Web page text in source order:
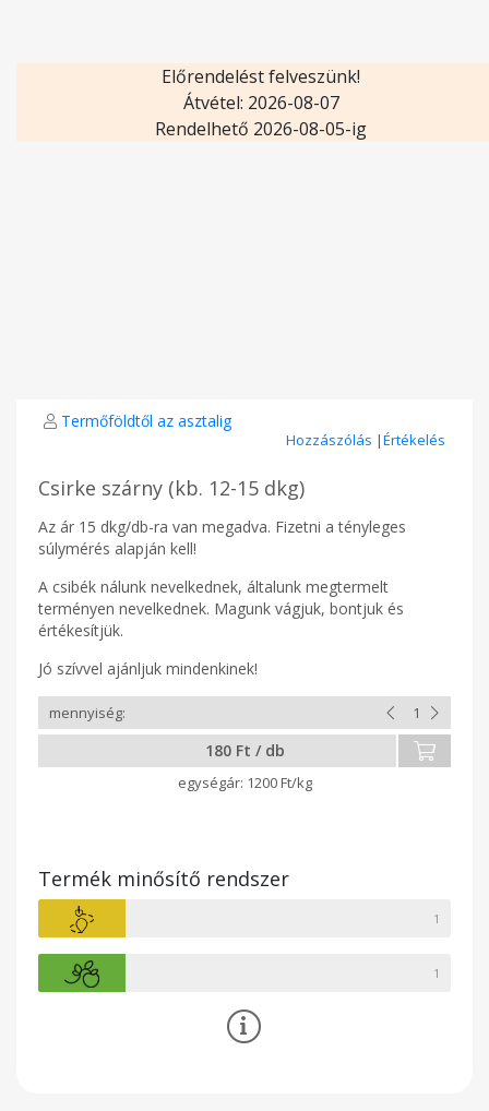
Előrendelést felveszünk!
Átvétel: 2026-08-07
Rendelhető 2026-08-05-ig
Termőföldtől az asztalig
Hozzászólás |Értékelés
Csirke szárny (kb. 12-15 dkg)
Az ár 15 dkg/db-ra van megadva. Fizetni a tényleges
súlymérés alapján kell!
A csibék nálunk nevelkednek, általunk megtermelt
terményen nevelkednek. Magunk vágjuk, bontjuk és
értékesítjük.
Jó szívvel ajánljuk mindenkinek!
180 Ft / db
1200 Ft/kg
Termék minősítő rendszer
1
1